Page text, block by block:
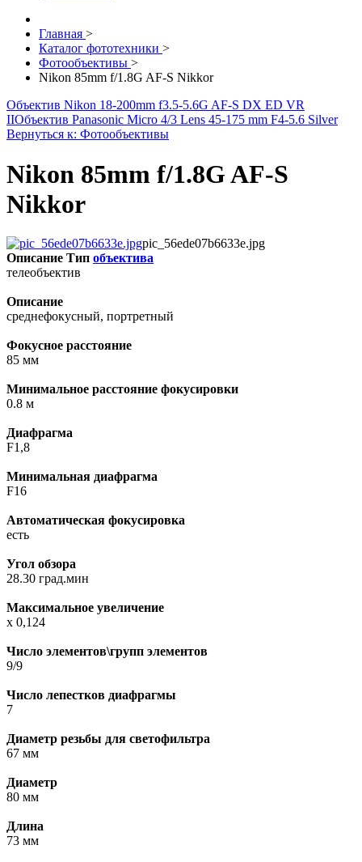
Главная >
Каталог фототехники >
Фотообъективы >
Nikon 85mm f/1.8G AF-S Nikkor
Объектив Nikon 18-200mm f3.5-5.6G AF-S DX ED VR
IIОбъектив Panasonic Micro 4/3 Lens 45-175 mm F4-5.6 Silver
Вернуться к: Фотообъективы
Nikon 85mm f/1.8G AF-S
Nikkor
pic_56ede07b6633e.jpg
Описание Тип объектива
телеобъектив
Описание
среднефокусный, портретный
Фокусное расстояние
85 мм
Минимальное расстояние фокусировки
0.8 м
Диафрагма
F1,8
Минимальная диафрагма
F16
Автоматическая фокуcировка
есть
Угол обзора
28.30 град.мин
Максимальное увеличение
х 0,124
Число элементов\групп элементов
9/9
Число лепестков диафрагмы
7
Диаметр резьбы для светофильтра
67 мм
Диаметр
80 мм
Длина
73 мм